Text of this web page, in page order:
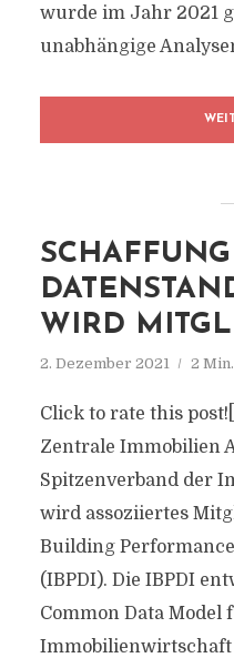
wurde im Jahr 2021
unabhängige
WIRD
2. Dezember 2021 2
Click to rate this
Zentrale Immobilien
Spitzenverband der
wird assoziiertes
Building
(IBPDI). Die IBPDI
Common Data Model
Immobilienwirtschaft